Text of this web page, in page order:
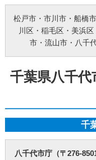
当方所定の窓口にて、合理的な範囲
みらいお水の110番【未來総合広告
お問い合わせ方法：メールフォーム
なく電話番号の開示を行います。(
にて通知致します。
①料金例は基本料金のみです。家電
③ご訪問予約後のご訪問前のキャン
④ご訪問後のキャンセル及びご不
松戸市・ 市川市・ 船橋市
川区・稲毛区・美浜
市 ・ 流山市 ・ 八千
千葉県八千
千
八千代市庁（〒276-